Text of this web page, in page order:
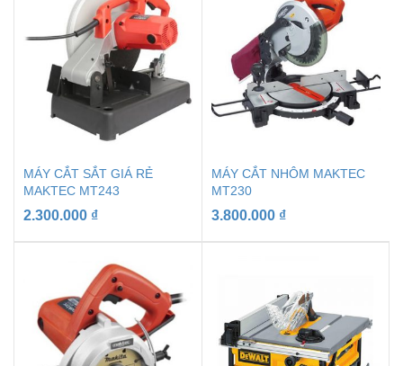
MÁY CẮT SẮT GIÁ RẺ
MAKTEC MT243
2.300.000 ₫
MÁY CẮT NHÔM MAKTEC
MT230
3.800.000 ₫